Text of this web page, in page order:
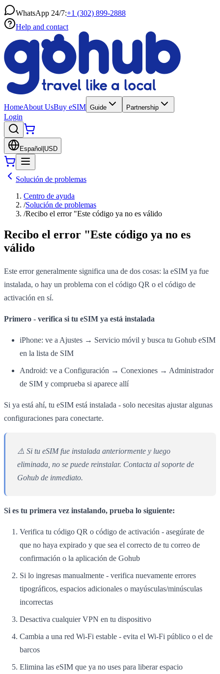
WhatsApp 24/7:+1 (302) 899-2888
Help and contact
HomeAbout UsBuy eSIM Guide Partnership
Login
Español USD
Solución de problemas
Centro de ayuda
/Solución de problemas
/Recibo el error "Este código ya no es válido
Recibo el error "Este código ya no es
válido
Este error generalmente significa una de dos cosas: la eSIM ya fue
instalada, o hay un problema con el código QR o el código de
activación en sí.
Primero - verifica si tu eSIM ya está instalada
iPhone: ve a Ajustes → Servicio móvil y busca tu Gohub eSIM
en la lista de SIM
Android: ve a Configuración → Conexiones → Administrador
de SIM y comprueba si aparece allí
Si ya está ahí, tu eSIM está instalada - solo necesitas ajustar algunas
configuraciones para conectarte.
⚠️ Si tu eSIM fue instalada anteriormente y luego
eliminada, no se puede reinstalar. Contacta al soporte de
Gohub de inmediato.
Si es tu primera vez instalando, prueba lo siguiente:
Verifica tu código QR o código de activación - asegúrate de
que no haya expirado y que sea el correcto de tu correo de
confirmación o la aplicación de Gohub
Si lo ingresas manualmente - verifica nuevamente errores
tipográficos, espacios adicionales o mayúsculas/minúsculas
incorrectas
Desactiva cualquier VPN en tu dispositivo
Cambia a una red Wi-Fi estable - evita el Wi-Fi público o el de
barcos
Elimina las eSIM que ya no uses para liberar espacio